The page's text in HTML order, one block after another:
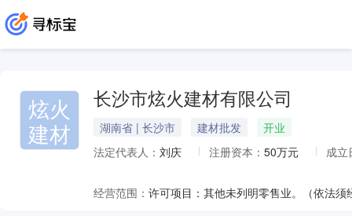
炫火
建材
长沙市炫火建材有限公司
湖南省 | 长沙市 建材批发
开业
法定代表人： 刘庆 注册资本： 50万元 成立
经营范围：